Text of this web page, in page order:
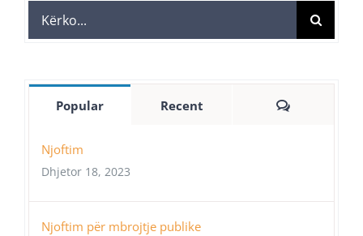
Search
for:
Popular Recent Comments
Njoftim
Dhjetor 18, 2023
Njoftim për mbrojtje publike